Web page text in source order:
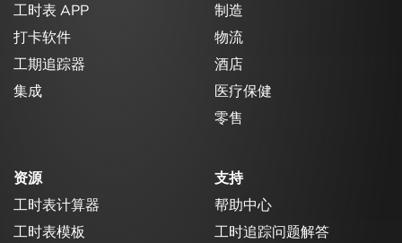
工时表 APP
打卡软件
工期追踪器
集成
制造
物流
酒店
医疗保健
零售
资源
工时表计算器
工时表模板
支持
帮助中心
工时追踪问题解答